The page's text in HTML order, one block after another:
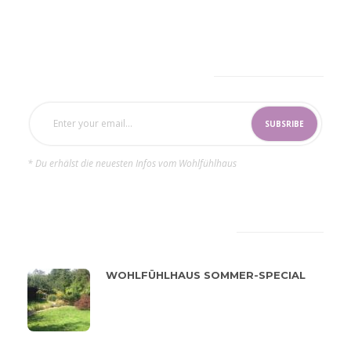
* Du erhälst die neuesten Infos vom Wohlfühlhaus
WOHLFÜHLHAUS SOMMER-SPECIAL